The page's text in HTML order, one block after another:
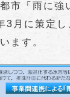
市「雨に強
3月に策定し
ます。